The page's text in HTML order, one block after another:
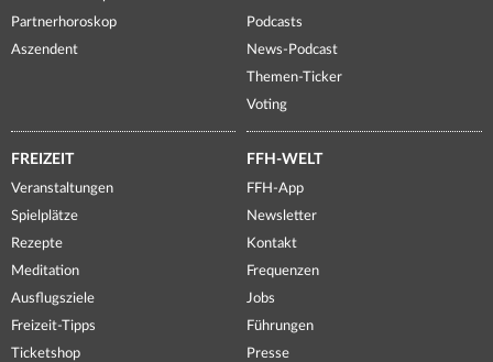
Partnerhoroskop
Aszendent
Podcasts
News-Podcast
Themen-Ticker
Voting
FREIZEIT
Veranstaltungen
Spielplätze
Rezepte
Meditation
Ausflugsziele
Freizeit-Tipps
Ticketshop
FFH-WELT
FFH-App
Newsletter
Kontakt
Frequenzen
Jobs
Führungen
Presse